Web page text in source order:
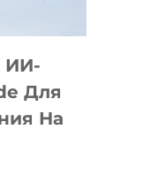
ИИ-
Для
На